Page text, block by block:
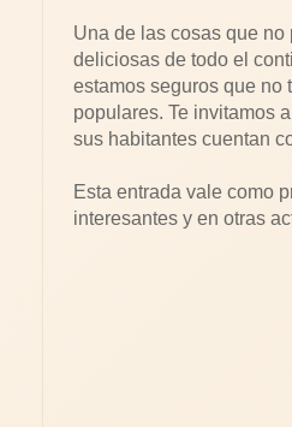
Una de las cosas que
deliciosas de todo el
estamos seguros que no
populares. Te invitamos
sus habitantes cuentan
Esta entrada vale como
interesantes y en otras